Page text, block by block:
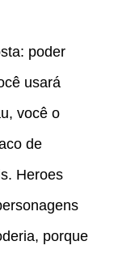
poder
usará
você o
de
Heroes
porque